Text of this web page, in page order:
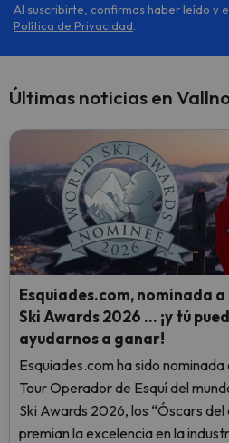
Al suscribirte, confirmas haber leído y
Política de Privacidad
Últimas noticias en
Esquiades.com, nominada
Ski Awards 2026 … ¡y tú
ayudarnos a ganar!
Esquiades.com ha sido
Tour Operador de Esquí del
Ski Awards 2026, los “Óscars del
premian la excelencia en la